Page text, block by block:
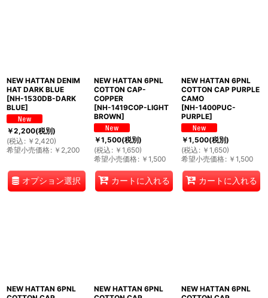
NEW HATTAN DENIM
HAT DARK BLUE
[NH-1530DB-DARK
BLUE]
￥2,200(税別)
(税込 : ￥ 2,420)
希望小売価格: ￥ 2,200
オプション選択
NEW HATTAN 6PNL
COTTON CAP-
COPPER
[NH-1419COP-LIGHT
BROWN]
￥1,500(税別)
(税込 : ￥ 1,650)
希望小売価格: ￥ 1,500
カートに入れる
NEW HATTAN 6PNL
COTTON CAP PURPLE
CAMO
[NH-1400PUC-
PURPLE]
￥1,500(税別)
(税込 : ￥ 1,650)
希望小売価格: ￥ 1,500
カートに入れる
NEW HATTAN 6PNL
NEW HATTAN 6PNL
NEW HATTAN 6PNL